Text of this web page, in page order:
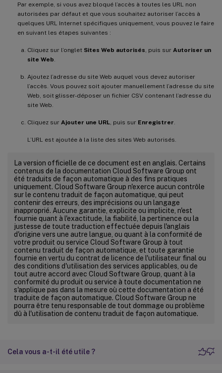
Par exemple, si vous avez bloqué l’accès à toutes les URL non
autorisées par défaut et que vous souhaitez autoriser l’accès à
quelques URL Internet spécifiques uniquement, vous pouvez le faire
en suivant les étapes suivantes :
Cliquez sur l’onglet Sites Web autorisés, puis sur Autoriser un
site Web.
Ajoutez l’adresse du site Web auquel vous devez autoriser
l’accès. Vous pouvez soit ajouter manuellement l’adresse du site
Web, soit glisser-déposer un fichier CSV contenant l’adresse du
site Web.
Cliquez sur Ajouter une URL, puis sur Enregistrer.
L’URL est ajoutée à la liste des sites Web autorisés.
La version officielle de ce document est en anglais. Certains
contenus de la documentation Cloud Software Group ont
été traduits de façon automatique à des fins pratiques
uniquement. Cloud Software Group n'exerce aucun contrôle
sur le contenu traduit de façon automatique, qui peut
contenir des erreurs, des imprécisions ou un langage
inapproprié. Aucune garantie, explicite ou implicite, n'est
fournie quant à l'exactitude, la fiabilité, la pertinence ou la
justesse de toute traduction effectuée depuis l'anglais
d'origine vers une autre langue, ou quant à la conformité de
votre produit ou service Cloud Software Group à tout
contenu traduit de façon automatique, et toute garantie
fournie en vertu du contrat de licence de l'utilisateur final ou
des conditions d'utilisation des services applicables, ou de
tout autre accord avec Cloud Software Group, quant à la
conformité du produit ou service à toute documentation ne
s'applique pas dans la mesure où cette documentation a été
traduite de façon automatique. Cloud Software Group ne
pourra être tenu responsable de tout dommage ou problème
dû à l'utilisation de contenu traduit de façon automatique.
Cela vous a-t-il été utile ?